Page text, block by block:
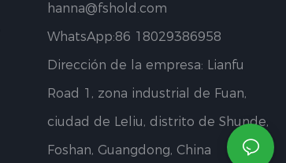
hanna@fshold.com
WhatsApp:86 18029386958
Dirección de la empresa: Lianfu
Road 1, zona industrial de Fuan,
ciudad de Leliu, distrito de Shunde,
Foshan, Guangdong, China